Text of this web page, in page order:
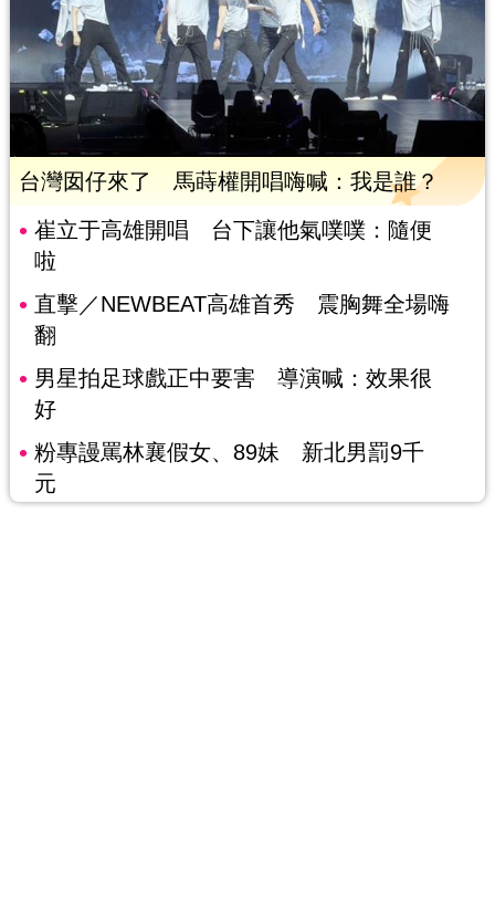
台灣囡仔來了 馬蒔權開唱嗨喊：我是誰？
崔立于高雄開唱 台下讓他氣噗噗：隨便
啦
直擊／NEWBEAT高雄首秀 震胸舞全場嗨
翻
男星拍足球戲正中要害 導演喊：效果很
好
粉專謾罵林襄假女、89妹 新北男罰9千
元